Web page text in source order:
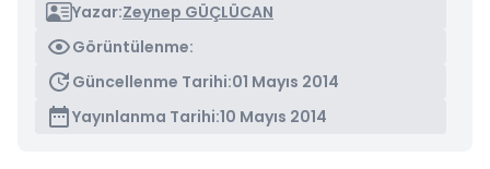
Yazar:Zeynep GÜÇLÜCAN
Görüntülenme:
Güncellenme Tarihi:01 Mayıs 2014
Yayınlanma Tarihi:10 Mayıs 2014